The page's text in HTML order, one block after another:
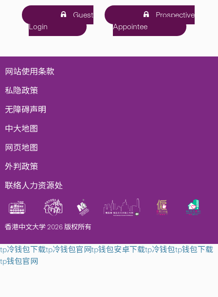
Guest
Login
Prospective
Appointee
网站使用条款
私隐政策
无障碍声明
中大地图
网页地图
外判政策
联络人力资源处
香港中文大学 2026 版权所有
tp冷钱包下载tp冷钱包官网tp钱包安卓下载tp冷钱包tp钱包下载
tp钱包官网